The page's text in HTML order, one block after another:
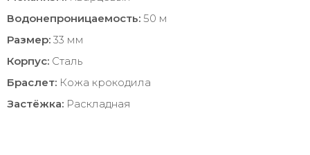
Водонепроницаемость: 50 м
Размер: 33 мм
Корпус: Сталь
Браслет: Кожа крокодила
Застёжка: Раскладная